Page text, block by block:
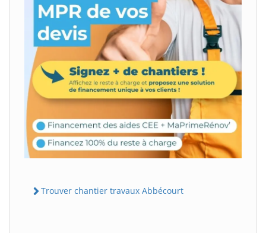
Trouver chantier travaux Abbécourt